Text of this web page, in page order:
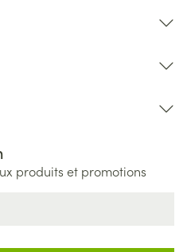
produits et promotions